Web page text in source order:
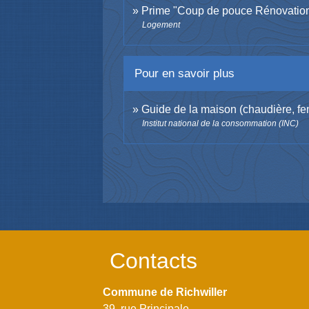
Prime "Coup de pouce
Logement
Pour en savoir plus
Guide de la maison (chaudière,
Institut national de la consommation (INC)
Contacts
Commune de Richwiller